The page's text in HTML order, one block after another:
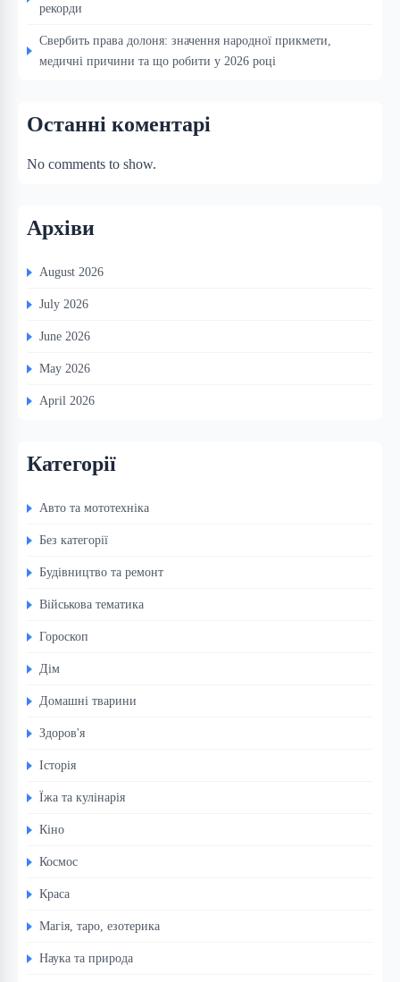
рекорди
Свербить права долоня: значення народної прикмети,
медичні причини та що робити у 2026 році
Останні коментарі
No comments to show.
Архіви
August 2026
July 2026
June 2026
May 2026
April 2026
Категорії
Авто та мототехніка
Без категорії
Будівництво та ремонт
Військова тематика
Гороскоп
Дім
Домашні тварини
Здоров'я
Історія
Їжа та кулінарія
Кіно
Космос
Краса
Магія, таро, езотерика
Наука та природа